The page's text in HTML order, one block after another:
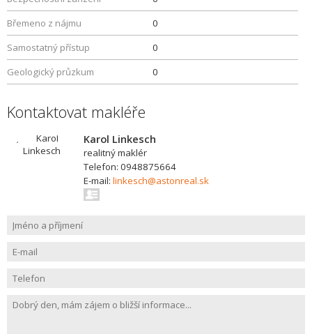
Břemeno z nájmu
0
Samostatný přístup
0
Geologický průzkum
0
Kontaktovat makléře
Karol Linkesch
realitný maklér
Telefon: 0948875664
E-mail: linkesch@astonreal.sk